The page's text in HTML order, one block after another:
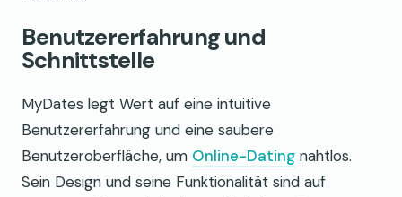
Benutzererfahrung und
Schnittstelle
MyDates legt Wert auf eine intuitive
Benutzererfahrung und eine saubere
Benutzeroberfläche, um Online-Dating nahtlos.
Sein Design und seine Funktionalität sind auf